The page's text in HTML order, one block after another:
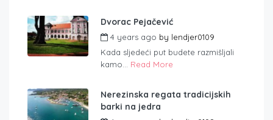
Dvorac Pejačević
4 years ago by lendjer0109
Kada sljedeći put budete razmišljali
kamo... Read More
Nerezinska regata tradicijskih
barki na jedra